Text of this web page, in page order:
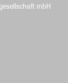
mbH